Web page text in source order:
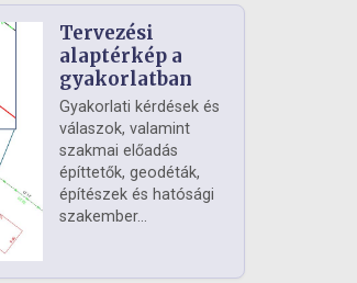
Tervezési
alaptérkép a
gyakorlatban
Gyakorlati kérdések és
válaszok, valamint
szakmai előadás
építtetők, geodéták,
építészek és hatósági
szakember...